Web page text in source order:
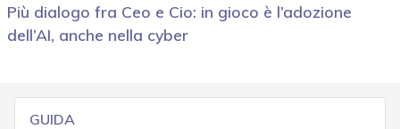
Più dialogo fra Ceo e Cio: in gioco è l’adozione
dell’AI, anche nella cyber
GUIDA